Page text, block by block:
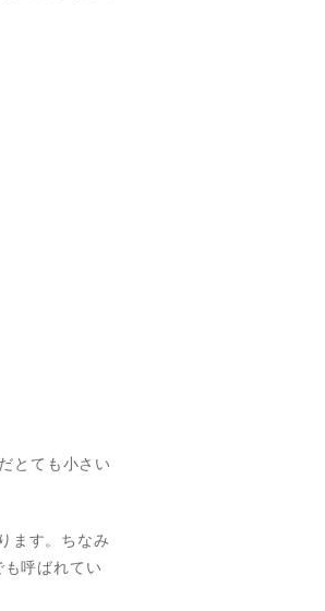
とても小さい
ます。ちなみ
呼ばれてい